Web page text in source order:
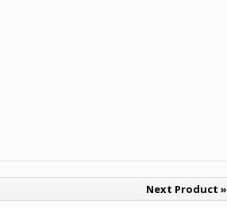
Next Product »